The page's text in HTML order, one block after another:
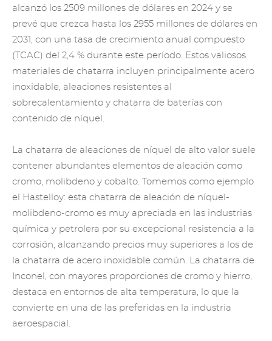
alcanzó los 2509 millones de dólares en 2024 y se
prevé que crezca hasta los 2955 millones de dólares en
2031, con una tasa de crecimiento anual compuesto
(TCAC) del 2,4 % durante este período. Estos valiosos
materiales de chatarra incluyen principalmente acero
inoxidable, aleaciones resistentes al
sobrecalentamiento y chatarra de baterías con
contenido de níquel.
La chatarra de aleaciones de níquel de alto valor suele
contener abundantes elementos de aleación como
cromo, molibdeno y cobalto. Tomemos como ejemplo
el Hastelloy: esta chatarra de aleación de níquel-
molibdeno-cromo es muy apreciada en las industrias
química y petrolera por su excepcional resistencia a la
corrosión, alcanzando precios muy superiores a los de
la chatarra de acero inoxidable común. La chatarra de
Inconel, con mayores proporciones de cromo y hierro,
destaca en entornos de alta temperatura, lo que la
convierte en una de las preferidas en la industria
aeroespacial.